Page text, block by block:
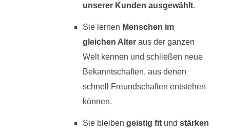
unserer Kunden ausgewählt.
Sie lernen Menschen im
gleichen Alter aus der ganzen
Welt kennen und schließen neue
Bekanntschaften, aus denen
schnell Freundschaften entstehen
können.
Sie bleiben geistig fit und stärken